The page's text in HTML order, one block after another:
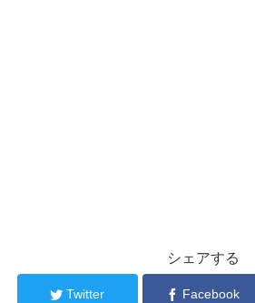
シェアする
Twitter Facebook